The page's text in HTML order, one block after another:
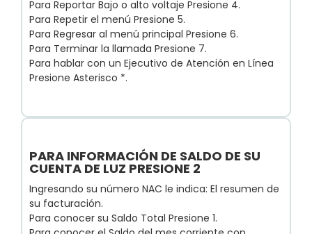
Para Reportar Bajo o alto voltaje Presione 4.
Para Repetir el menú Presione 5.
Para Regresar al menú principal Presione 6.
Para Terminar la llamada Presione 7.
Para hablar con un Ejecutivo de Atención en Línea
Presione Asterisco *.
PARA INFORMACIÓN DE SALDO DE SU
CUENTA DE LUZ PRESIONE 2
Ingresando su número NAC le indica: El resumen de
su facturación.
Para conocer su Saldo Total Presione 1.